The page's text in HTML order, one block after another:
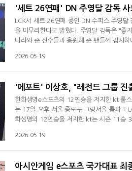
'세트 26연패' DN 주영달 감독
LCK서 세트 26연패 중인 DN 수퍼스 주영달
을 마무리한다고 밝혔다. 주영달 감독은 "좋
따라와 준 선수들과 응원해 준 팬들께 감사
K서 세트 26연패를 기록하면서 감독에서
2026-05-19
'에포트' 이상호, "레전드 그룹 진
한화생명e스포츠의 12연승을 저지한 kt 롤
는 17일 오후 서울 종로구 그랑서울 롤파크
화생명의 12연승을 저지한 kt는 시즌 11승
다. 많이 아쉬웠다. 오늘 2대0으로 승리하지
2026-05-19
아시안게임 e스포츠 국가대표 최